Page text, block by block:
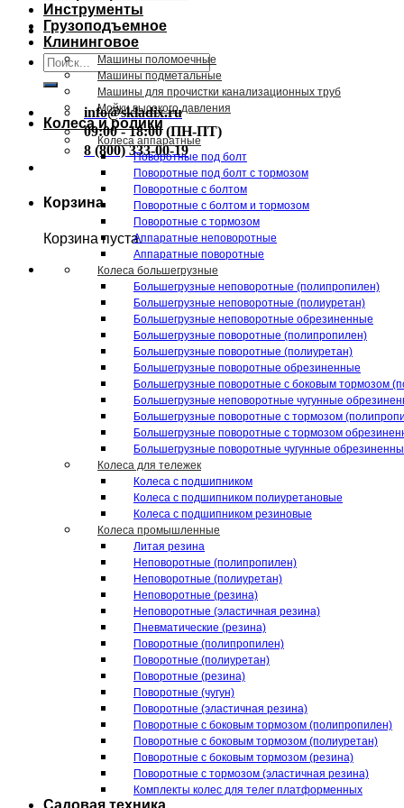
Искать:
info@skladix.ru
09:00 - 18:00 (ПН-ПТ)
8 (800) 333-00-19
Корзина
Корзина пуста.
Инструменты
Грузоподъемное
Клининговое
Машины поломоечные
Машины подметальные
Машины для прочистки канализационных труб
Мойки высокого давления
Колеса и ролики
Колеса аппаратные
Поворотные под болт
Поворотные под болт с тормозом
Поворотные с болтом
Поворотные с болтом и тормозом
Поворотные с тормозом
Аппаратные неповоротные
Аппаратные поворотные
Колеса большегрузные
Большегрузные неповоротные (полипропилен)
Большегрузные неповоротные (полиуретан)
Большегрузные неповоротные обрезиненные
Большегрузные поворотные (полипропилен)
Большегрузные поворотные (полиуретан)
Большегрузные поворотные обрезиненные
Большегрузные поворотные с боковым тормозом
Большегрузные неповоротные чугунные
Большегрузные поворотные с тормозом
Большегрузные поворотные с тормозом
Большегрузные поворотные чугунные
Колеса для тележек
Колеса с подшипником
Колеса с подшипником полиуретановые
Колеса с подшипником резиновые
Колеса промышленные
Литая резина
Неповоротные (полипропилен)
Неповоротные (полиуретан)
Неповоротные (резина)
Неповоротные (эластичная резина)
Пневматические (резина)
Поворотные (полипропилен)
Поворотные (полиуретан)
Поворотные (резина)
Поворотные (чугун)
Поворотные (эластичная резина)
Поворотные c боковым тормозом (полипропилен)
Поворотные c боковым тормозом (полиуретан)
Поворотные c боковым тормозом (резина)
Поворотные c тормозом (эластичная резина)
Комплекты колес для телег платформенных
Садовая техника